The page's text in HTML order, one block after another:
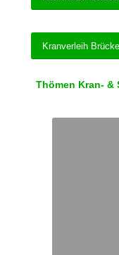
Kranverleih
Thömen Kran-